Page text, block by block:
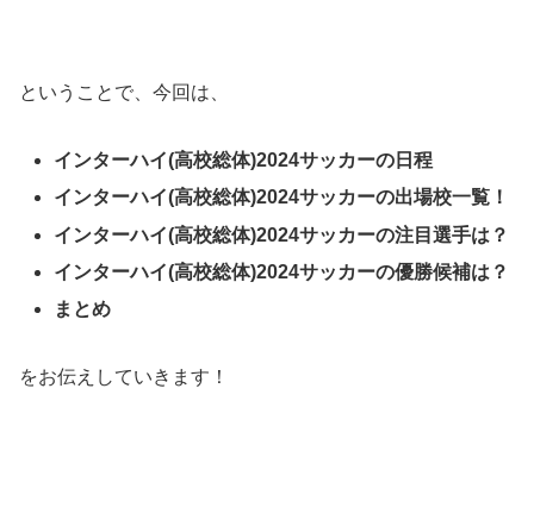
ということで、今回は、
インターハイ(高校総体)2024サッカーの日程
インターハイ(高校総体)2024サッカーの出場校一覧！
インターハイ(高校総体)2024サッカーの注目選手は？
インターハイ(高校総体)2024サッカーの優勝候補は？
まとめ
をお伝えしていきます！